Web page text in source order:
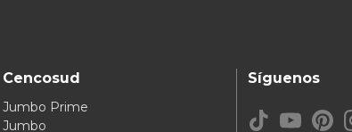
Cencosud
Jumbo Prime
Jumbo
Síguenos